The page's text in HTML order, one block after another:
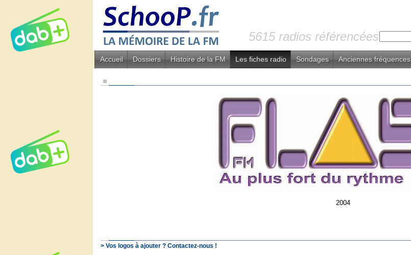
5615 radios référencées
Accueil Dossiers Histoire de la FM Les fiches radio Sondages Anciennes fréquences
2004
> Vos logos à ajouter ? Contactez-nous !